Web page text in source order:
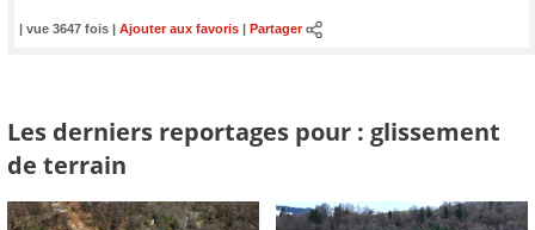
| vue 3647 fois | Ajouter aux favoris Partager
Les derniers reportages pour : glissement
de terrain